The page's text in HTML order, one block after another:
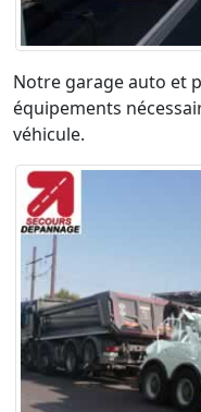
Notre garage auto et
équipements
véhicule.